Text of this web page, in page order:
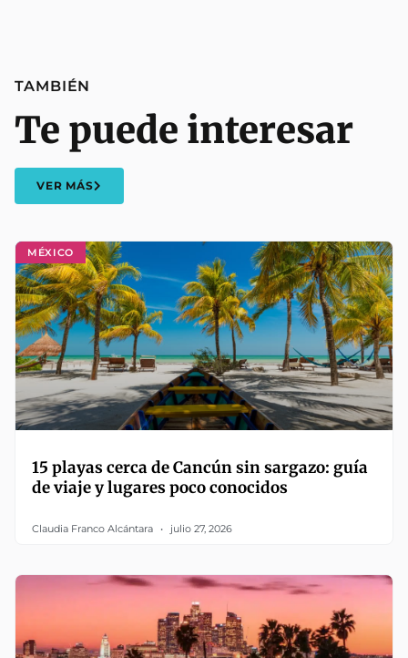
MÉXICO
15 playas cerca de Cancún sin sargazo: guía
de viaje y lugares poco conocidos
Claudia Franco Alcántara julio 27, 2026
TAMBIÉN
Te puede interesar
VER MÁS